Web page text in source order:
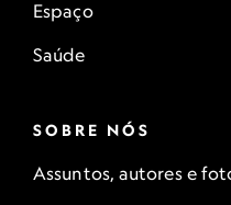
Espaço
Saúde
SOBRE NÓS
Assuntos, autores e